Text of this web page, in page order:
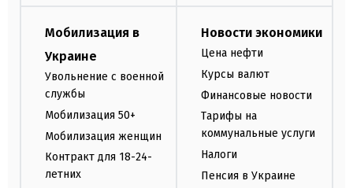
Мобилизация в
Украине
Увольнение с военной
службы
Мобилизация 50+
Мобилизация женщин
Контракт для 18-24-
летних
Новости экономики
Цена нефти
Курсы валют
Финансовые новости
Тарифы на
коммунальные услуги
Налоги
Пенсия в Украине